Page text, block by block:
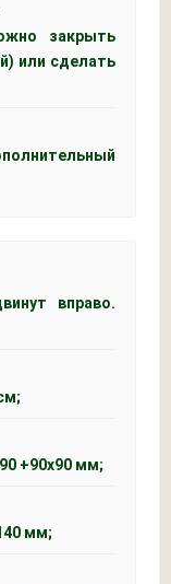
закрыть
или сделать
вправо.
+90x90 мм;
мм;